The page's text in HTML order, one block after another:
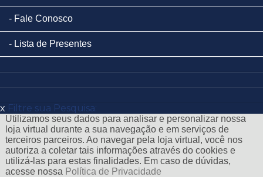
Fale Conosco
Lista de Presentes
x Filtre sua Pesquisa:
Utilizamos seus dados para analisar e personalizar nossa
loja virtual durante a sua navegação e em serviços de
terceiros parceiros. Ao navegar pela loja virtual, você nos
autoriza a coletar tais informações através do cookies e
utilizá-las para estas finalidades. Em caso de dúvidas,
acesse nossa Política de Privacidade